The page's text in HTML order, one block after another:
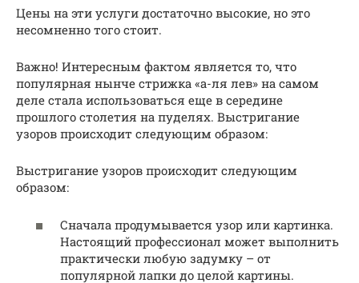
Цены на эти услуги достаточно высокие, но это
несомненно того стоит.
Важно! Интересным фактом является то, что
популярная нынче стрижка «а-ля лев» на самом
деле стала использоваться еще в середине
прошлого столетия на пуделях. Выстригание
узоров происходит следующим образом:
Выстригание узоров происходит следующим
образом:
Сначала продумывается узор или картинка.
Настоящий профессионал может выполнить
практически любую задумку – от
популярной лапки до целой картины.